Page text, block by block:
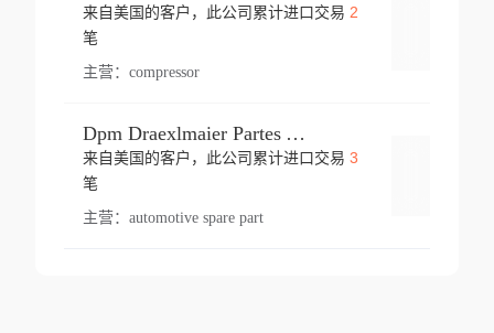
来自美国的客户，此公司累计进口交易 2
笔
主营： compressor
Dpm Draexlmaier Partes Automotrices Corr Ind Huejotzingo
来自美国的客户，此公司累计进口交易 3
笔
主营： automotive spare part